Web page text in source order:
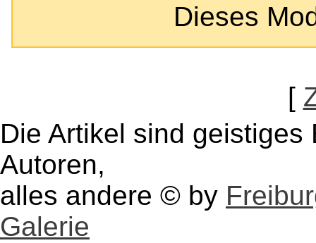
Dieses
[
Die Artikel sind
Autoren,
alles andere © by
Galerie